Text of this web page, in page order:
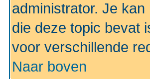
administrator. Je
die deze topic bevat
voor verschillende
Naar boven